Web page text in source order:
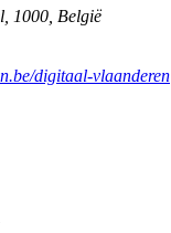
1000 België
digitaal-vlaanderen